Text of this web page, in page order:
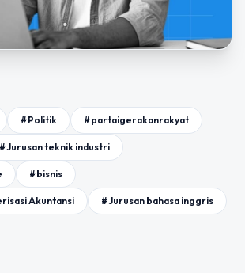
#Politik #partaigerakanrakyat
#Jurusan teknik industri
#bisnis
Akuntansi #Jurusan bahasa inggris